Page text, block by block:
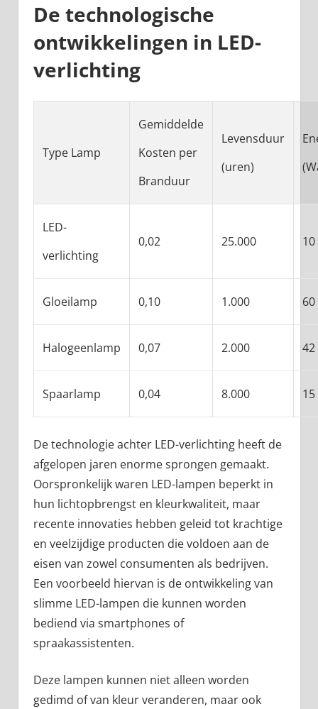
De technologische
ontwikkelingen in LED-
verlichting
Type Lamp
Gemiddelde
Kosten per
Branduur
Levensduur
(uren)
LED-
verlichting
0,02 25.000 10
Gloeilamp 0,10 1.000 60
Halogeenlamp 0,07 2.000 42
Spaarlamp 0,04 8.000 15
De technologie achter LED-verlichting heeft de
afgelopen jaren enorme sprongen gemaakt.
Oorspronkelijk waren LED-lampen beperkt in
hun lichtopbrengst en kleurkwaliteit, maar
recente innovaties hebben geleid tot krachtige
en veelzijdige producten die voldoen aan de
eisen van zowel consumenten als bedrijven.
Een voorbeeld hiervan is de ontwikkeling van
slimme LED-lampen die kunnen worden
bediend via smartphones of
spraakassistenten.
Deze lampen kunnen niet alleen worden
gedimd of van kleur veranderen, maar ook